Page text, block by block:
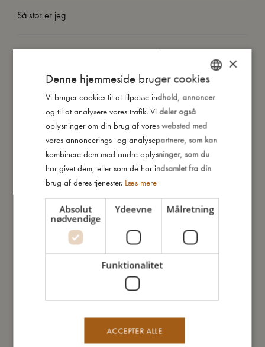
Så stor er jeg
Sådan plejer du mig
Mine data
Du vil måske også kunne lide
DANISH
GERMAN
×
Denne hjemmeside bruger cookies
Vi bruger cookies til at tilpasse indhold, annoncer
og til at analysere vores trafik. Vi deler også
oplysninger om din brug af vores websted med
vores annoncerings- og analysepartnere, som kan
kombinere dem med andre oplysninger, som du
har givet dem, eller som de har indsamlet fra din
brug af deres tjenester. Læs mere
Absolut
nødvendige
Ydeevne Målretning
Funktionalitet
ACCEPTER ALLE